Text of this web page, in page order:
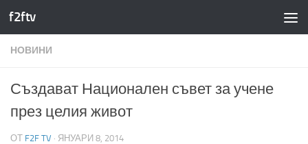
Към съдържанието
f2ftv
НОВИНИ
Създават Национален съвет за учене
през целия живот
ОТ F2F TV · ЯНУАРИ 8, 2014